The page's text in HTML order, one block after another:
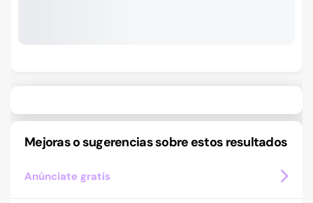
Mejoras o sugerencias sobre estos resultados
Anúnciate gratis